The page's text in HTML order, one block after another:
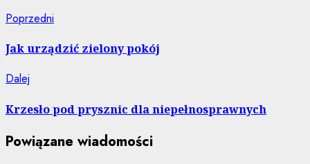
Nawigacja
wpisu
Poprzedni
Jak urządzić zielony pokój
Dalej
Krzesło pod prysznic dla niepełnosprawnych
Powiązane wiadomości